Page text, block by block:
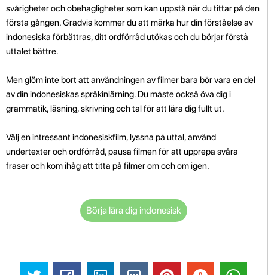
svårigheter och obehagligheter som kan uppstå när du tittar på den
första gången. Gradvis kommer du att märka hur din förståelse av
indonesiska förbättras, ditt ordförråd utökas och du börjar förstå
uttalet bättre.
Men glöm inte bort att användningen av filmer bara bör vara en del
av din indonesiskas språkinlärning. Du måste också öva dig i
grammatik, läsning, skrivning och tal för att lära dig fullt ut.
Välj en intressant indonesiskfilm, lyssna på uttal, använd
undertexter och ordförråd, pausa filmen för att upprepa svåra
fraser och kom ihåg att titta på filmer om och om igen.
Börja lära dig indonesisk